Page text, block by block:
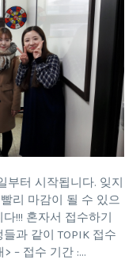
부터 시작됩니다. 잊지
리 마감이 될 수 있으
!!! 혼자서 접수하기
과 같이 TOPIK 접수
> – 접수 기간 :…